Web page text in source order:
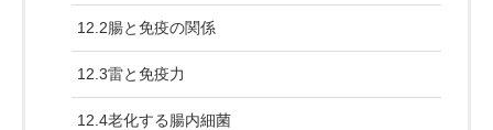
12.2腸と免疫の関係
12.3雷と免疫力
12.4老化する腸内細菌